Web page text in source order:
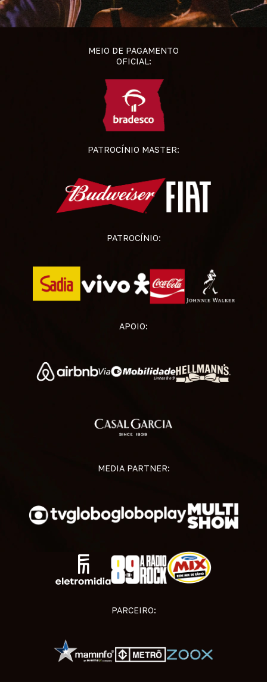
MEIO DE PAGAMENTO
OFICIAL:
PATROCÍNIO MASTER:
PATROCÍNIO:
APOIO:
MEDIA PARTNER:
PARCEIRO: